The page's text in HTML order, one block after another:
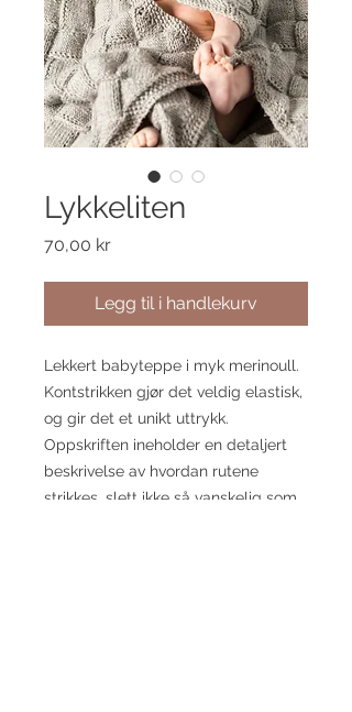
Lykkeliten
70,00 krPris
Legg til i handlekurv
Lekkert babyteppe i myk merinoull.
Kontstrikken gjør det veldig elastisk,
og gir det et unikt uttrykk.
Oppskriften ineholder en detaljert
beskrivelse av hvordan rutene
strikkes, slett ikke så vanskelig som